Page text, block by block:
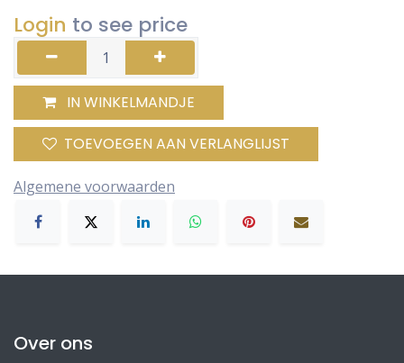
Login to see price
IN WINKELMANDJE
TOEVOEGEN AAN VERLANGLIJST
Algemene voorwaarden
Over ons